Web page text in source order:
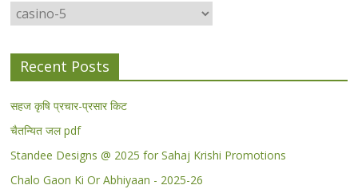
Categories
Recent Posts
सहज कृषि प्रचार-प्रसार किट
चैतन्यित जल pdf
Standee Designs @ 2025 for Sahaj Krishi Promotions
Chalo Gaon Ki Or Abhiyaan - 2025-26